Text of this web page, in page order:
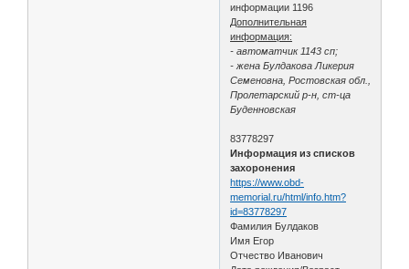
информации 1196
Дополнительная
информация:
- автоматчик 1143 сп;
- жена Булдакова Ликерия
Семеновна, Ростовская обл.,
Пролетарский р-н, ст-ца
Буденновская
83778297
Информация из списков
захоронения
https://www.obd-
memorial.ru/html/info.htm?
id=83778297
Фамилия Булдаков
Имя Егор
Отчество Иванович